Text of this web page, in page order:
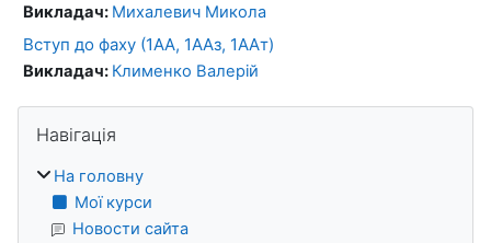
Викладач: Михалевич Микола
Вступ до фаху (1АА, 1ААз, 1ААт)
Викладач: Клименко Валерій
Блоки
Навігація
На головну
Мої курси
Новости сайта